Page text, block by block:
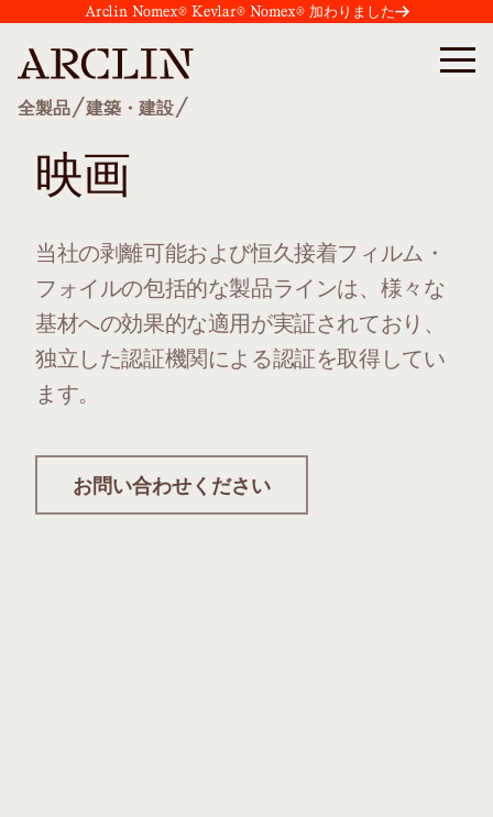
Arclin Nomex® Kevlar® Nomex® 加わりました
全製品/建築・建設/
映画
当社の剥離可能および恒久接着フィルム・
フォイルの包括的な製品ラインは、様々な
基材への効果的な適用が実証されており、
独立した認証機関による認証を取得してい
ます。
お問い合わせください